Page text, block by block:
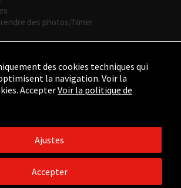
des photos/filmer
César Manrique. Todos los derechos
de Privacidad/Política de Cookies
des cookies techniques qui
la navigation. Voir la
AccepterVoir la politique de
Ajustes
Accepter